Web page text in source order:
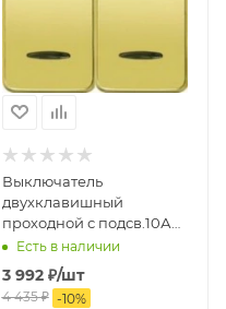
Выключатель
двухклавишный
проходной с подсв.10А
Fede FD04313ORx2 |
FD16039-2x2 | FD16506x2 |
FD16-BAST
Есть в наличии
3 992₽/шт
4 435₽ -10%